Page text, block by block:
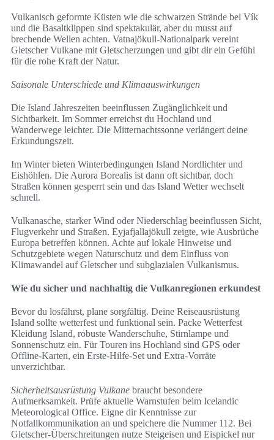
Vulkanisch geformte Küsten wie die schwarzen Strände bei Vík
und die Basaltklippen sind spektakulär, aber du musst auf
brechende Wellen achten. Vatnajökull-Nationalpark vereint
Gletscher Vulkane mit Gletscherzungen und gibt dir ein Gefühl
für die rohe Kraft der Natur.
Saisonale Unterschiede und Klimaauswirkungen
Die Island Jahreszeiten beeinflussen Zugänglichkeit und
Sichtbarkeit. Im Sommer erreichst du Hochland und
Wanderwege leichter. Die Mitternachtssonne verlängert deine
Erkundungszeit.
Im Winter bieten Winterbedingungen Island Nordlichter und
Eishöhlen. Die Aurora Borealis ist dann oft sichtbar, doch
Straßen können gesperrt sein und das Island Wetter wechselt
schnell.
Vulkanasche, starker Wind oder Niederschlag beeinflussen Sicht,
Flugverkehr und Straßen. Eyjafjallajökull zeigte, wie Ausbrüche
Europa betreffen können. Achte auf lokale Hinweise und
Schutzgebiete wegen Naturschutz und dem Einfluss von
Klimawandel auf Gletscher und subglazialen Vulkanismus.
Wie du sicher und nachhaltig die Vulkanregionen erkundest
Bevor du losfährst, plane sorgfältig. Deine Reiseausrüstung
Island sollte wetterfest und funktional sein. Packe Wetterfest
Kleidung Island, robuste Wanderschuhe, Stirnlampe und
Sonnenschutz ein. Für Touren ins Hochland sind GPS oder
Offline-Karten, ein Erste-Hilfe-Set und Extra-Vorräte
unverzichtbar.
Sicherheitsausrüstung Vulkane braucht besondere
Aufmerksamkeit. Prüfe aktuelle Warnstufen beim Icelandic
Meteorological Office. Eigne dir Kenntnisse zur
Notfallkommunikation an und speichere die Nummer 112. Bei
Gletscher-Überschreitungen nutze Steigeisen und Eispickel nur